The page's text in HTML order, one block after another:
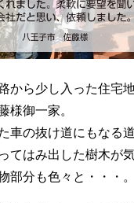
から少し入った住宅
様御一家。
車の抜け道にもなる
てはみ出した樹木が
部分も色々と・・・。